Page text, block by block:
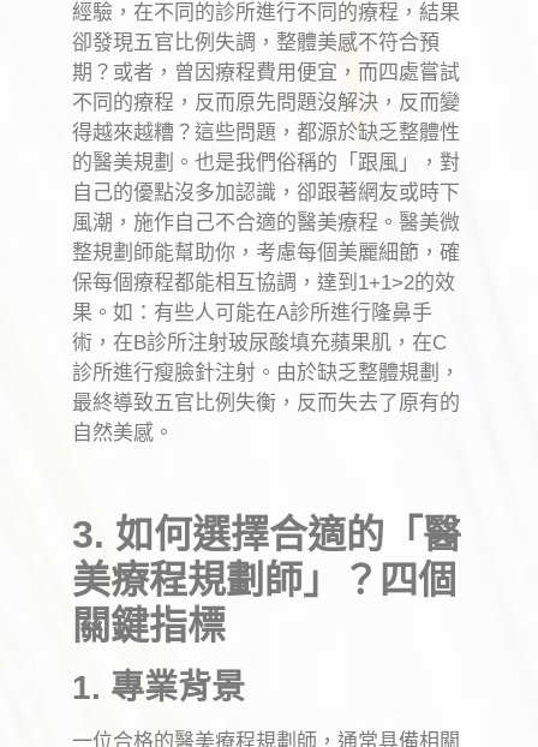
經驗，在不同的診所進行不同的療程，結果
卻發現五官比例失調，整體美感不符合預
期？或者，曾因療程費用便宜，而四處嘗試
不同的療程，反而原先問題沒解決，反而變
得越來越糟？這些問題，都源於缺乏整體性
的醫美規劃。也是我們俗稱的「跟風」，對
自己的優點沒多加認識，卻跟著網友或時下
風潮，施作自己不合適的醫美療程。醫美微
整規劃師能幫助你，考慮每個美麗細節，確
保每個療程都能相互協調，達到1+1>2的效
果。如：有些人可能在A診所進行隆鼻手
術，在B診所注射玻尿酸填充蘋果肌，在C
診所進行瘦臉針注射。由於缺乏整體規劃，
最終導致五官比例失衡，反而失去了原有的
自然美感。
3. 如何選擇合適的「醫
美療程規劃師」？四個
關鍵指標
1. 專業背景
一位合格的醫美療程規劃師，通常具備相關